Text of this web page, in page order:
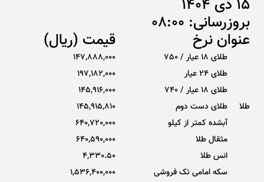
15 دی 1404
بروزرسانی: 08:00
عنوان نرخ قیمت (ریال)
طلا
طلای 18 عیار / 750
147,888,000
طلای ۲۴ عیار
197,182,000
طلای 18 عیار / 740
145,916,000
طلای دست دوم
145,915,810
آبشده کمتر از کیلو
640,720,000
مثقال طلا
640,590,000
انس طلا
4,330.50
سکه امامی تک فروشی
1,536,400,000